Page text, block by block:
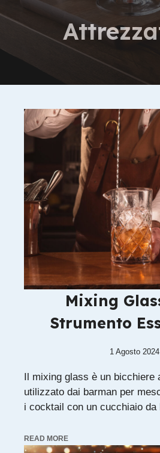
Mixing
Strumento
1 Agosto 2024
Il mixing glass è un
utilizzato dai barman per
i cocktail con un cucchiaio da
READ MORE